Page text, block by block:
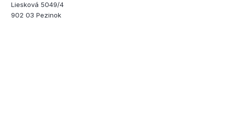
Liesková 5049/4
902 03 Pezinok